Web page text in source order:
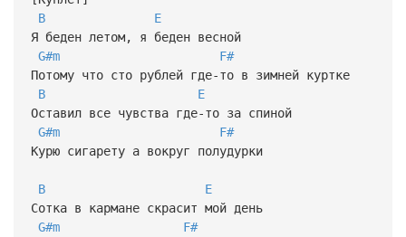
B
E
Я беден летом, я беден весной
G#m
F#
Потому что сто рублей где-то в зимней куртке
B
E
Оставил все чувства где-то за спиной
G#m
F#
Курю сигарету а вокруг полудурки
B
E
Сотка в кармане скрасит мой день
G#m
F#